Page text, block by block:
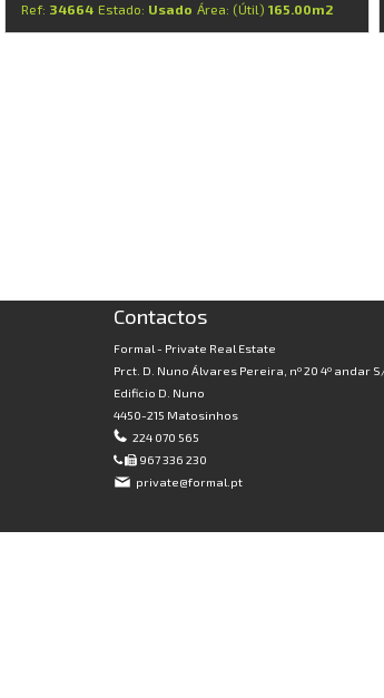
Ref: 34664 Estado: Usado Área: (Útil) 165.00m2
Contactos
Formal - Private Real Estate
Prct. D. Nuno Álvares Pereira, nº 20 4º andar
Edificio D. Nuno
4450-215 Matosinhos
224 070 565
967 336 230
private@formal.pt